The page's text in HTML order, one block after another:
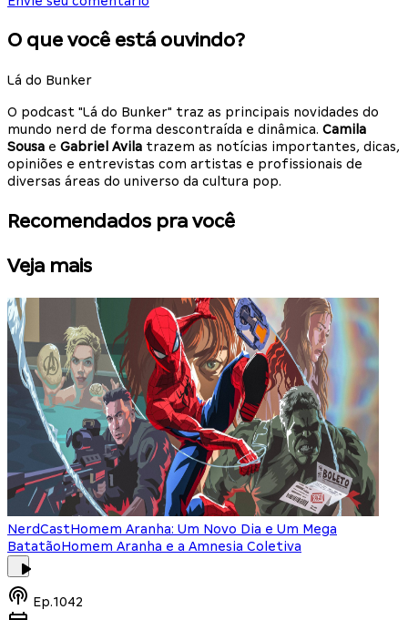
O que você está ouvindo?
Lá do Bunker
O podcast "Lá do Bunker" traz as principais novidades do
mundo nerd de forma descontraída e dinâmica. Camila
Sousa e Gabriel Avila trazem as notícias importantes, dicas,
opiniões e entrevistas com artistas e profissionais de
diversas áreas do universo da cultura pop.
Recomendados pra você
Veja mais
NerdCastHomem Aranha: Um Novo Dia e Um Mega
BatatãoHomem Aranha e a Amnesia Coletiva
Ep.1042